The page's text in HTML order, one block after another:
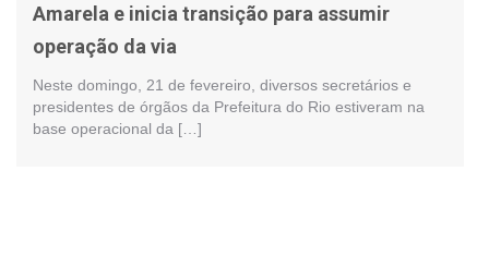
Amarela e inicia transição para assumir
operação da via
Neste domingo, 21 de fevereiro, diversos secretários e
presidentes de órgãos da Prefeitura do Rio estiveram na
base operacional da […]